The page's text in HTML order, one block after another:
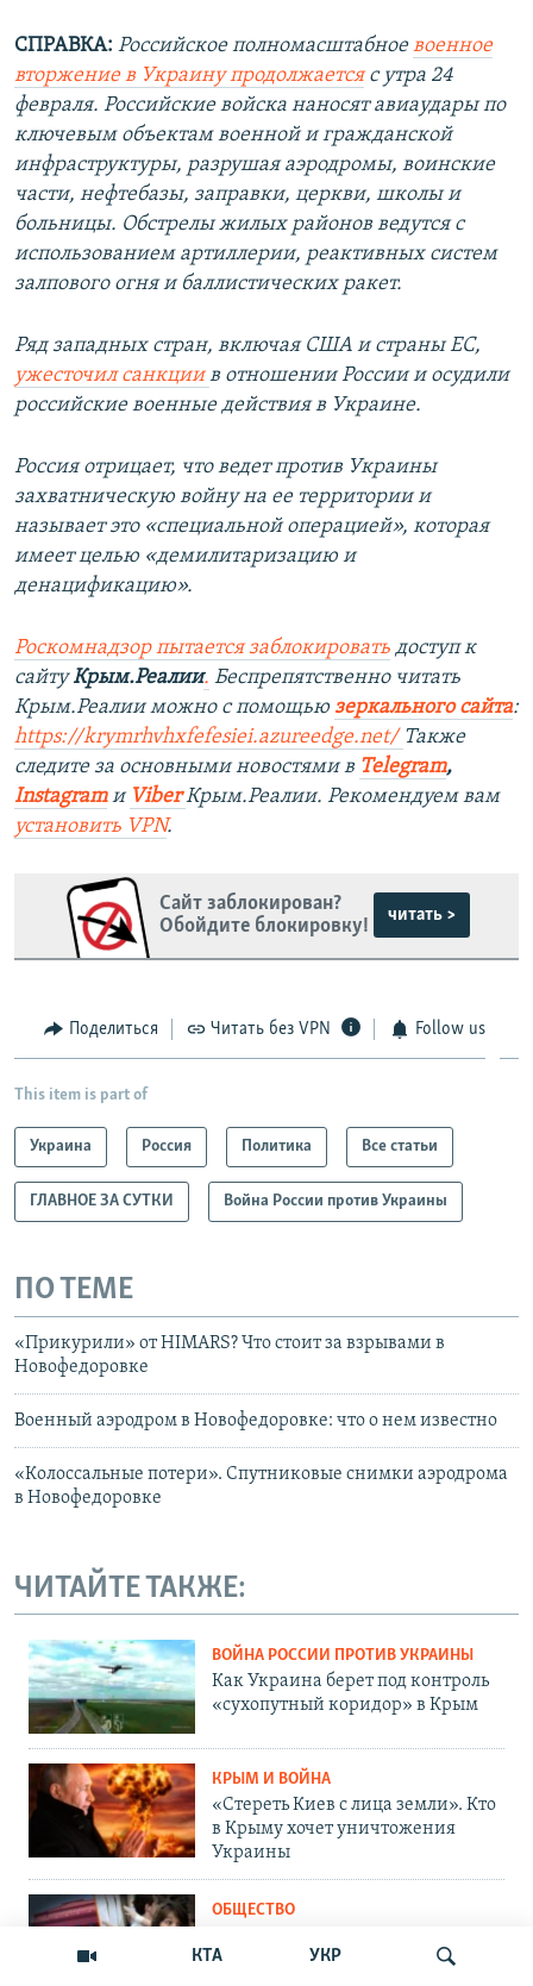
КТА УКР
СПРАВКА: Российское полномасштабноевоенное
вторжение в Украину продолжаетсяс утра 24
февраля. Российские войска наносят авиаудары по
ключевым объектам военной и гражданской
инфраструктуры, разрушая аэродромы, воинские
части, нефтебазы, заправки, церкви, школы и
больницы. Обстрелы жилых районов ведутся с
использованием артиллерии, реактивных систем
залпового огня и баллистических ракет.
Ряд западных стран, включая США и страны ЕС,
ужесточил санкциив отношении России и осудили
российские военные действия в Украине.
Россия отрицает, что ведет против Украины
захватническую войну на ее территории и
называет это «специальной операцией», которая
имеет целью «демилитаризацию и
денацификацию».
Роскомнадзор пытается заблокировать доступ к
сайтуКрым.Реалии. Беспрепятственно читать
Крым.Реалии можно с помощью зеркального сайта:
https://krymrhvhxfefesiei.azureedge.net/ ​Также
следите за основными новостями в Telegram,
Instagram и ViberКрым.Реалии. Рекомендуем вам
установить VPN.
Сайт заблокирован?
Обойдите блокировку!
читать >
Поделиться Читать без VPN Follow us
This item is part of
Украина Россия Политика Все статьи
ГЛАВНОЕ ЗА СУТКИ Война России против Украины
ПО ТЕМЕ
«Прикурили» от HIMARS? Что стоит за взрывами в
Новофедоровке
Военный аэродром в Новофедоровке: что о нем известно
«Колоссальные потери». Cпутниковые снимки аэродрома
в Новофедоровке
ЧИТАЙТЕ ТАКЖЕ:
ВОЙНА РОССИИ ПРОТИВ УКРАИНЫ
Как Украина берет под контроль
«сухопутный коридор» в Крым
КРЫМ И ВОЙНА
«Стереть Киев с лица земли». Кто
в Крыму хочет уничтожения
Украины
ОБЩЕСТВО
крымских абитуриентов